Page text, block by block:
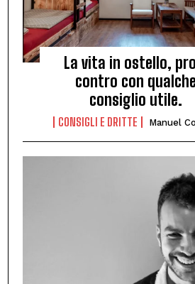
La vita in ostello,
contro con qualche
consiglio utile.
CONSIGLI E DRITTE Manuel